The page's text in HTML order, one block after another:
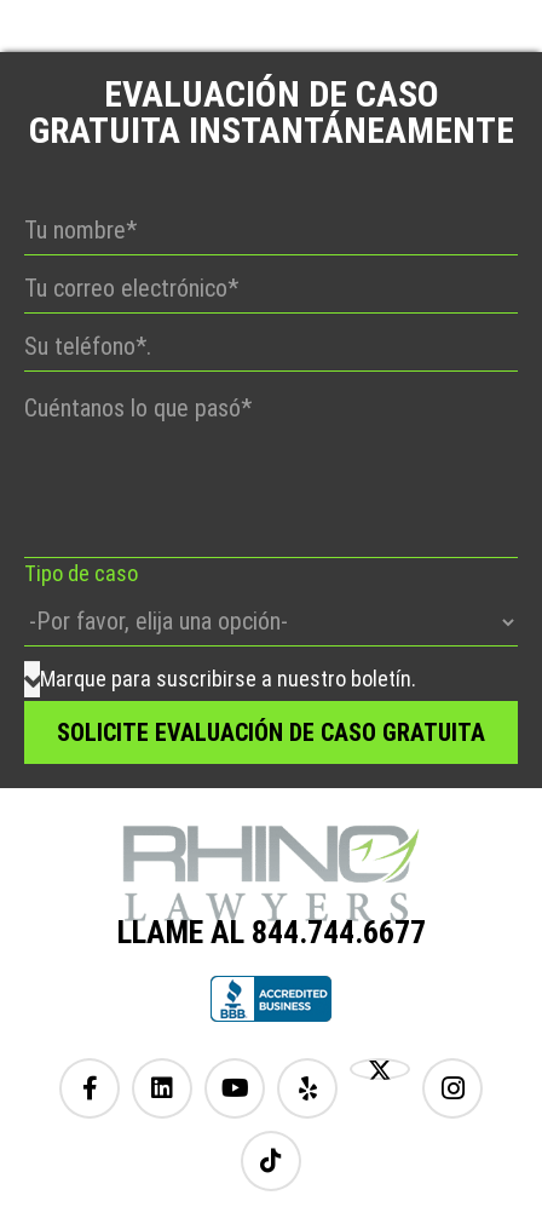
EVALUACIÓN DE CASO
GRATUITA INSTANTÁNEAMENTE
Por
Tipo de caso
Marque para suscribirse a nuestro boletín.
LLAME AL 844.744.6677